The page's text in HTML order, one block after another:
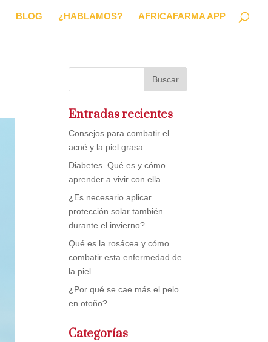
BLOG ¿HABLAMOS? AFRICAFARMA APP
Entradas recientes
Consejos para combatir el
acné y la piel grasa
Diabetes. Qué es y cómo
aprender a vivir con ella
¿Es necesario aplicar
protección solar también
durante el invierno?
Qué es la rosácea y cómo
combatir esta enfermedad de
la piel
¿Por qué se cae más el pelo
en otoño?
Categorías